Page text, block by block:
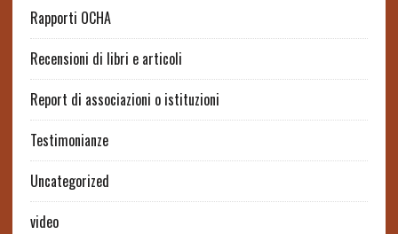
Rapporti OCHA
Recensioni di libri e articoli
Report di associazioni o istituzioni
Testimonianze
Uncategorized
video